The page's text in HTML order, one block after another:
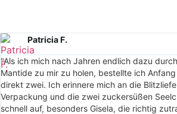
Patricia F.
"Als ich mich nach Jahren endlich dazu
Mantide zu mir zu holen, bestellte ich
direkt zwei. Ich erinnere mich an die
Verpackung und die zwei zuckersüßen
schnell auf, besonders Gisela, die richtig